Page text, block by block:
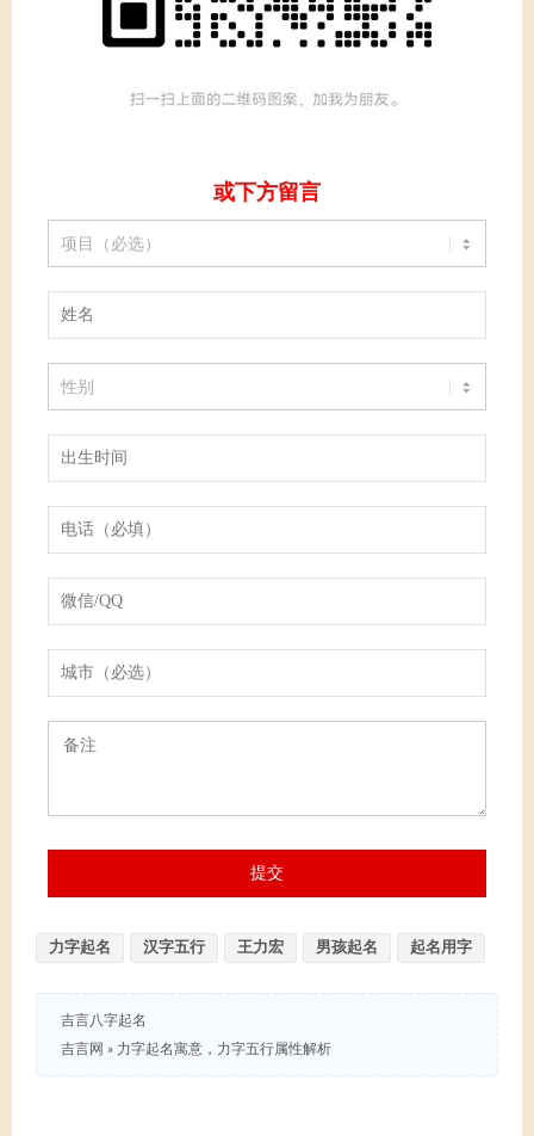
或下方留言
力字起名 汉字五行 王力宏 男孩起名 起名用字
吉言八字起名
吉言网 » 力字起名寓意，力字五行属性解析